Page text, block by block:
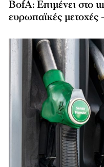
BofA: Επιμένει στο
ευρωπαϊκές μετοχές